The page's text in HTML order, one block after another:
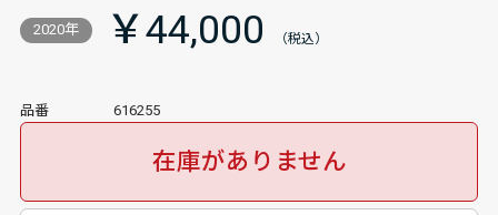
2020年 ￥44,000
品番 616255
在庫がありません